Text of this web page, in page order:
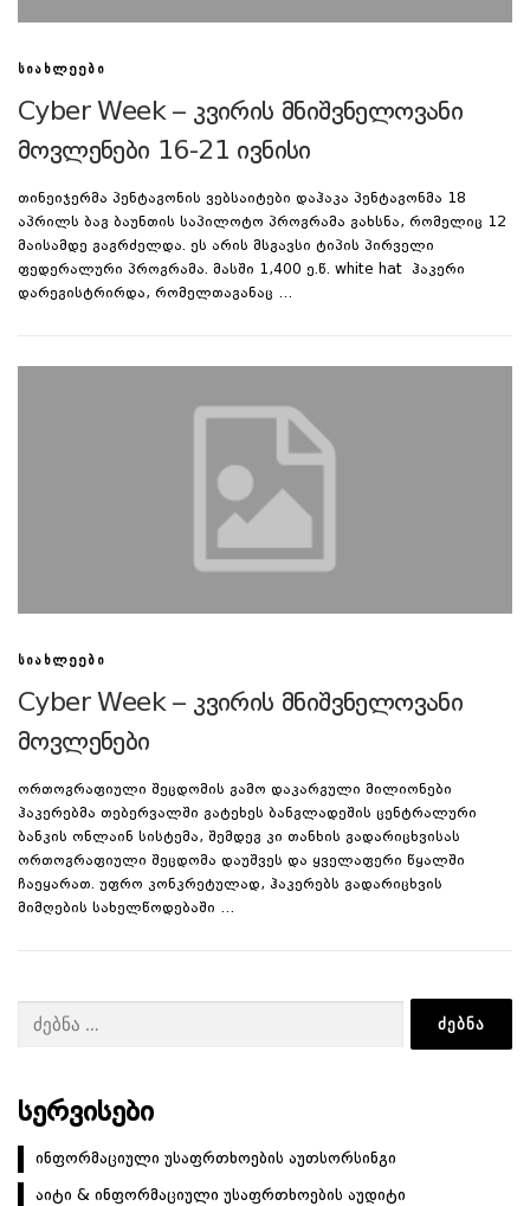
ᲡᲘᲐᲮᲚᲔᲔᲑᲘ
Cyber Week – კვირის მნიშვნელოვანი
მოვლენები 16-21 ივნისი
თინეიჯერმა პენტაგონის ვებსაიტები დაჰაკა პენტაგონმა 18
აპრილს ბაგ ბაუნთის საპილოტო პროგრამა გახსნა, რომელიც 12
მაისამდე გაგრძელდა. ეს არის მსგავსი ტიპის პირველი
ფედერალური პროგრამა. მასში 1,400 ე.წ. white hat ჰაკერი
დარეგისტრირდა, რომელთაგანაც …
ᲡᲘᲐᲮᲚᲔᲔᲑᲘ
Cyber Week – კვირის მნიშვნელოვანი
მოვლენები
ორთოგრაფიული შეცდომის გამო დაკარგული მილიონები
ჰაკერებმა თებერვალში გატეხეს ბანგლადეშის ცენტრალური
ბანკის ონლაინ სისტემა, შემდეგ კი თანხის გადარიცხვისას
ორთოგრაფიული შეცდომა დაუშვეს და ყველაფერი წყალში
ჩაეყარათ. უფრო კონკრეტულად, ჰაკერებს გადარიცხვის
მიმღების სახელწოდებაში …
ძებნა:
ᲡᲔᲠᲕᲘᲡᲔᲑᲘ
ინფორმაციული უსაფრთხოების აუთსორსინგი
აიტი & ინფორმაციული უსაფრთხოების აუდიტი